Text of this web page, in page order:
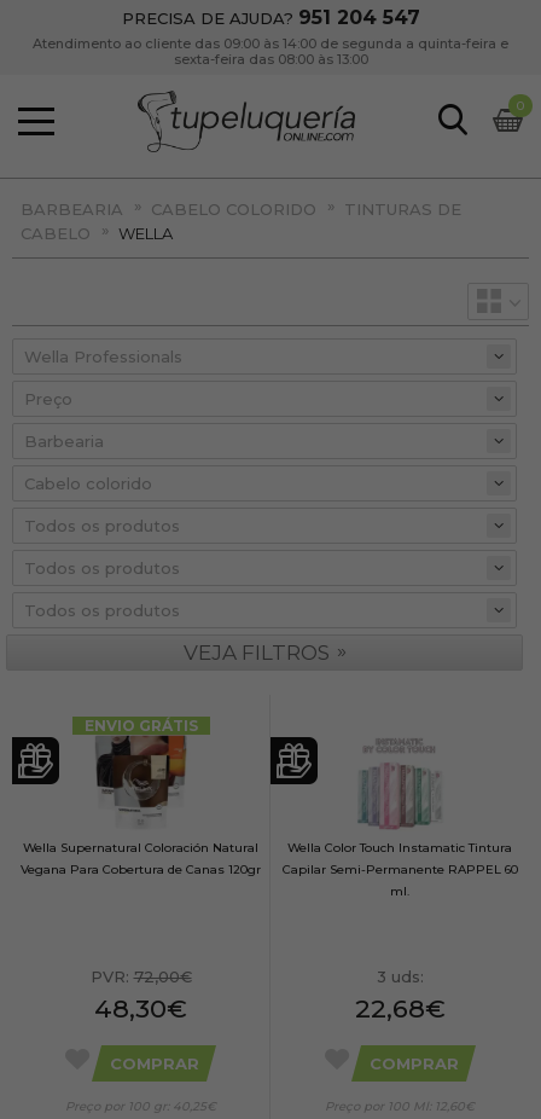
PRECISA DE AJUDA? 951 204 547
Atendimento ao cliente das 09:00 às 14:00 de segunda a quinta-feira e
sexta-feira das 08:00 às 13:00
0
BARBEARIA » CABELO COLORIDO » TINTURAS DE
CABELO
» WELLA
Preço
VEJA FILTROS »
ENVIO GRÁTIS
Wella Supernatural Coloración Natural
Vegana Para Cobertura de Canas 120gr
PVR:72,00€
48,30€
COMPRAR
Preço por 100 gr: 40,25€
Wella Color Touch Instamatic Tintura
Capilar Semi-Permanente RAPPEL 60
ml.
3 uds:
22,68€
COMPRAR
Preço por 100 Ml: 12,60€